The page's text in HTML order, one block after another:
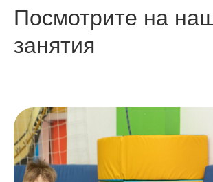
Посмотрите на
занятия